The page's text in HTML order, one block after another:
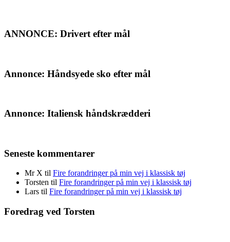
ANNONCE: Drivert efter mål
Annonce: Håndsyede sko efter mål
Annonce: Italiensk håndskrædderi
Seneste kommentarer
Mr X til Fire forandringer på min vej i klassisk tøj
Torsten til Fire forandringer på min vej i klassisk tøj
Lars til Fire forandringer på min vej i klassisk tøj
Foredrag ved Torsten